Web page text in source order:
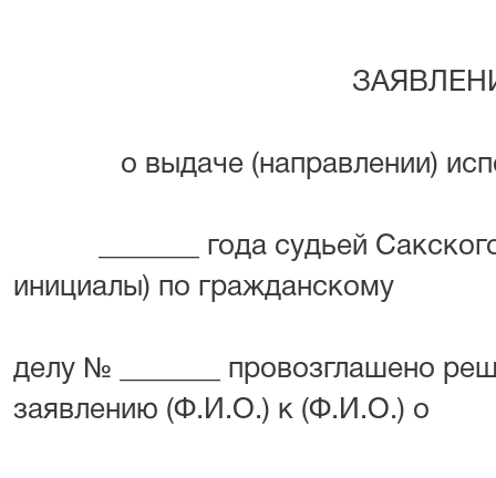
о выдаче (направлении)
_______ года судьей Сакского
инициалы) по гражданскому
делу № _______ провозглашено
заявлению (Ф.И.О.) к (Ф.И.О.) о